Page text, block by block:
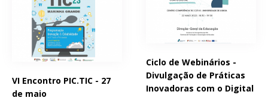
VI Encontro PIC.TIC - 27
de maio
Ciclo de Webinários -
Divulgação de Práticas
Inovadoras com o Digital